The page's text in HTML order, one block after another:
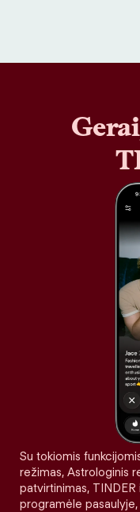
Su tokiomis
režimas, Astrologinis
patvirtinimas,
programėle